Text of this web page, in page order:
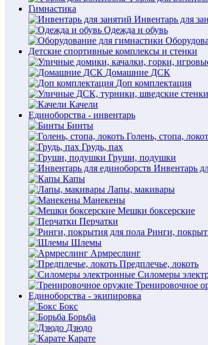
Гимнастика
Инвентарь для
Одежда и обувь
Детские спортивные комплексы и стенки
Домашние ДСК
Доп комплектация
Качели
Единоборства - инвентарь
Бинты
Голень, стопа,
Грудь, пах
Груши, подушки
Инвентарь
Капы
Лапы, макивары
Манекены
Мешки боксерские
Перчатки
Ринги,
Шлемы
Армреслинг
Предплечье, локоть
Силомеры
Тренировочное
Единоборства - экипировка
Бокс
Борьба
Дзюдо
Карате